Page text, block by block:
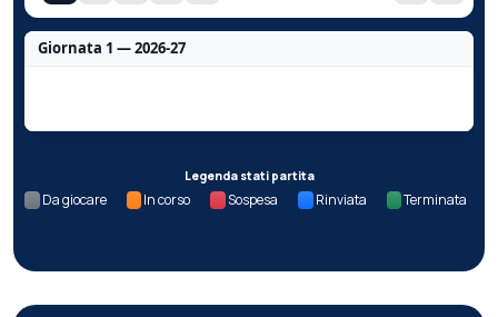
Giornata 1 — 2026-27
Legenda stati partita
Da giocare In corso Sospesa Rinviata Terminata